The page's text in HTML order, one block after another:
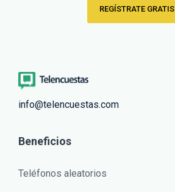
REGÍSTRATE GRATIS
info@telencuestas.com
Beneficios
Teléfonos aleatorios